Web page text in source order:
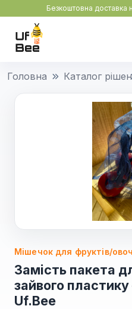
Безкоштовна доставка
Головна Каталог
Мішечок для фруктів/
Замість пакета
зайвого
Uf.Bee